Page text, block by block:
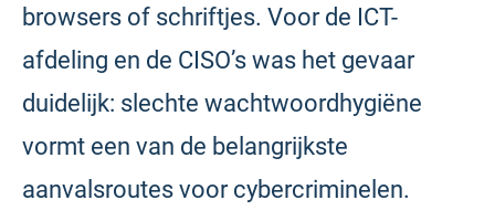
browsers of schriftjes. Voor de ICT-
afdeling en de CISO’s was het gevaar
duidelijk: slechte wachtwoordhygiëne
vormt een van de belangrijkste
aanvalsroutes voor cybercriminelen.